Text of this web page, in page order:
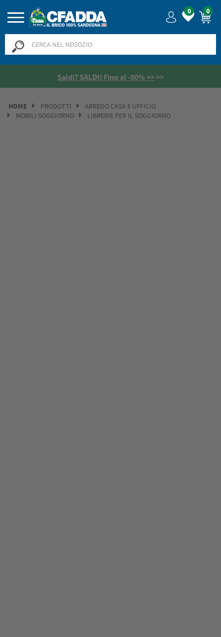
0 0
Saldi? SALDI! Fino al -50% >>>>
HOME PRODOTTI
ARREDO CASA E UFFICIO
MOBILI SOGGIORNO
LIBRERIE PER IL SOGGIORNO